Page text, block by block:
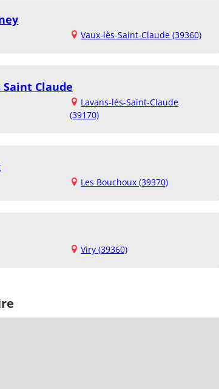
Vaux-lès-Saint-Claude (39360)
Saint Claude
Lavans-lès-Saint-Claude
(39170)
Les Bouchoux (39370)
Viry (39360)